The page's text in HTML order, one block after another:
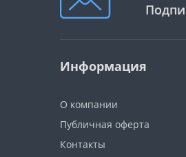
Информация
О компании
Публичная оферта
Контакты